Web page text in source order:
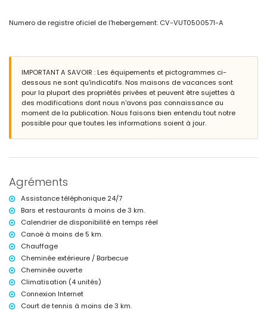
Extérieur de la villa
magnifique jardin gazonné avec gravier, arbres et mobilier de jardin
avec transats
3 terrasses, dont 1 couverte
barbecue
douche extérieure
coin salon extérieur et coin repas extérieur
Informations supplémentaires
ville la plus proche : Jávea (à moins de 5 kilomètres de la villa)
villa)
parc le plus proche : Montgó, Jávea (à moins de 5 kilomètres de la
villa)
aéroport le plus proche : Alicante (à moins de 100 kilomètres de la
villa)
deuxième aéroport le plus proche : Valence (> 100 kilomètres)
fumer n'est pas autorisé
les animaux de compagnie ne sont pas autorisés
L'hébergement est très adapté aux familles avec enfants
Installations et services inclus dans le prix de location de la villa
internet (WiFi)
Numero de registre oficiel de l'hebergement: CV-VUT0500571-A
IMPORTANT A SAVOIR : Les équipements et pictogrammes ci-
dessous ne sont qu'indicatifs. Nos maisons de vacances sont
pour la plupart des propriétés privées et peuvent être sujettes à
des modifications dont nous n'avons pas connaissance au
moment de la publication. Nous faisons bien entendu tout notre
possible pour que toutes les informations soient à jour.
Agréments
Assistance téléphonique 24/7
Bars et restaurants à moins de 3 km.
Calendrier de disponibilité en temps réel
Canoë à moins de 5 km.
Chauffage
Cheminée extérieure / Barbecue
Cheminée ouverte
Climatisation (4 unités)
Connexion Internet
Court de tennis à moins de 3 km.